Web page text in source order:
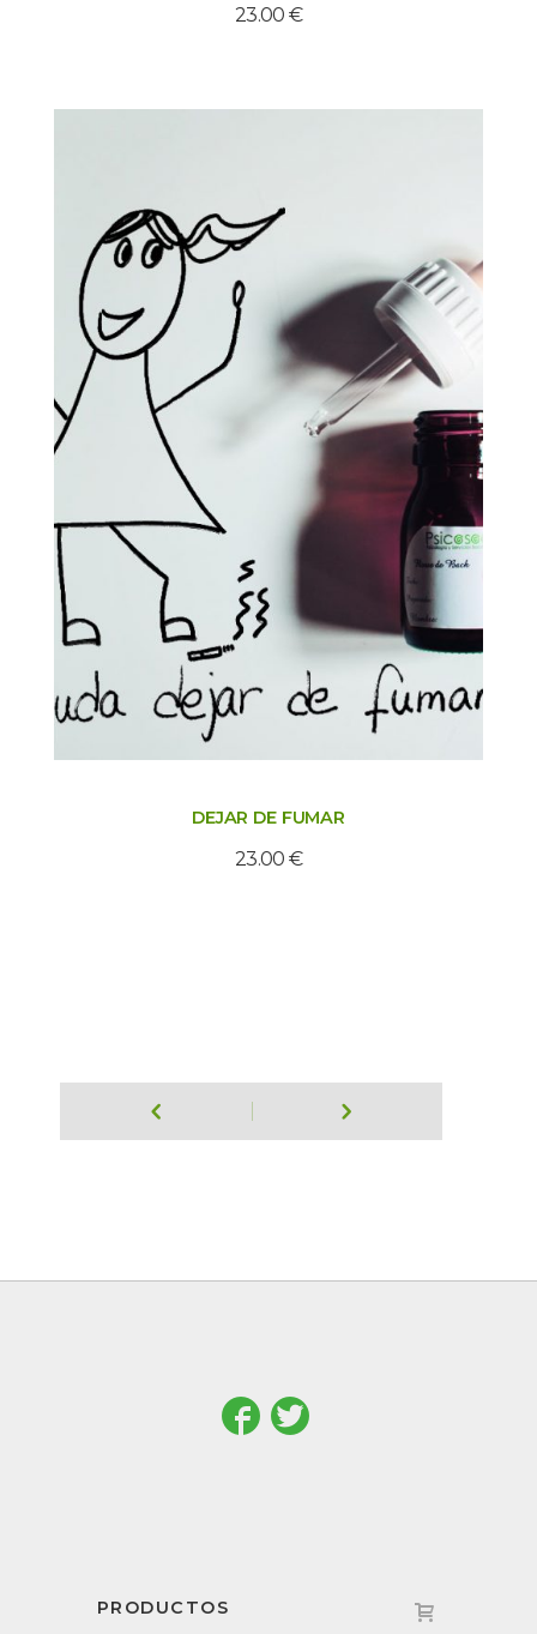
23.00 €
DEJAR DE FUMAR
23.00 €
PRODUCTOS